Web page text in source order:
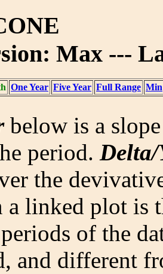
Max ---
One Year Five Year Full Range Min
below is a
period.
the
a linked plot is
of the
and different